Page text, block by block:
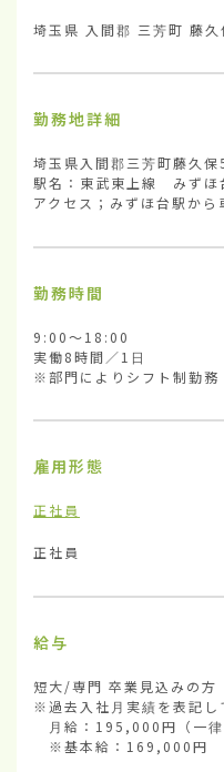
埼玉県 入間郡 三芳町 藤久
勤務地詳細
埼玉県入間郡三芳町藤久
駅名：東武東上線　みずほ
アクセス；みずほ台駅か
勤務時間
9:00～18:00
実働8時間／1日
※部門によりシフト制勤務
雇用形態
正社員
正社員
給与
短大/専門 卒業見込みの方
※過去入社月実績を表記し
月給：195,000円（一律
※基本給：169,000円